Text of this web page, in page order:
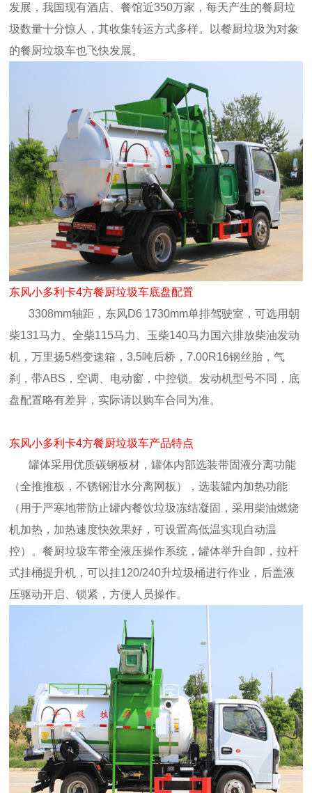
发展，我国现有酒店、餐馆近350万家，每天产生的餐厨垃
圾数量十分惊人，其收集转运方式多样。以餐厨垃圾为对象
的餐厨垃圾车也飞快发展。
东风小多利卡4方餐厨垃圾车底盘配置
3308mm轴距，东风D6 1730mm单排驾驶室，可选用朝
柴131马力、全柴115马力、玉柴140马力国六排放柴油发动
机，万里扬5档变速箱，3.5吨后桥，7.00R16钢丝胎，气
刹，带ABS，空调、电动窗，中控锁。发动机型号不同，底
盘配置略有差异，实际请以购车合同为准。
东风小多利卡4方餐厨垃圾车产品特点
罐体采用优质碳钢板材，罐体内部选装带固液分离功能
（全推推板，不锈钢泔水分离网板），选装罐内加热功能
（用于严寒地带防止罐内餐饮垃圾冻结凝固，采用柴油燃烧
机加热，加热速度快效果好，可设置高低温实现自动温
控）。餐厨垃圾车带全液压操作系统，罐体举升自卸，拉杆
式挂桶提升机，可以挂120/240升垃圾桶进行作业，后盖液
压驱动开启、锁紧，方便人员操作。